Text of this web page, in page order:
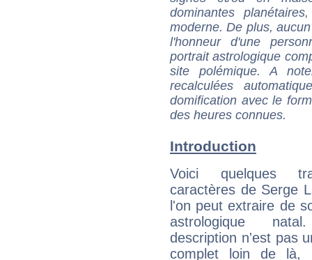
dominantes
moderne. De plus,
l'honneur d'une
portrait astrologique
site polémique. A
recalculées
domification avec le
des heures connues.
Introduction
Voici quelques
caractères de Serge
l'on peut extraire de
astrologique
description n'est pas
complet loin de là,